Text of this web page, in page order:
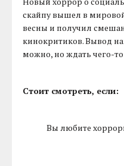
скайпу вышел в
весны и получил
кинокритиков. Вывод
можно, но ждать чего-то
Стоит смотреть, если:
Вы любите